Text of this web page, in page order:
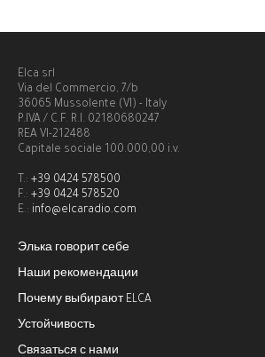
Elca srl
Via del Commercio, 7/b
36065 Mussolente (VI) - Italy
P.IVA / C.F. R.I. 02180680247
REA VI-212488
Capitale sociale 100.000,00 i.v.
T.: +39 0424 578500
F.: +39 0424 578520
E.: info@elcaradio.com
Элька говорит себе
Наши рекомендации
Почему выбирают ELCA
Устойчивость
Связаться с нами